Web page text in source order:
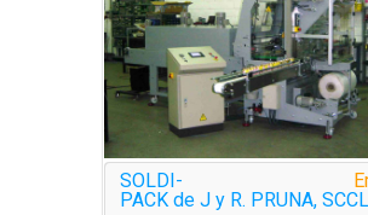
SOLDI-
PACK de J y R. PRUNA, SCCL